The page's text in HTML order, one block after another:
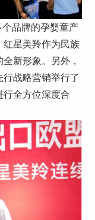
品牌的孕婴童产
红星美羚作为民族
新形象。另外，
战略营销举行了
行全方位深度合